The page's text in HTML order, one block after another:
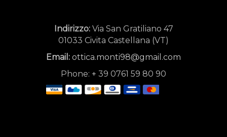
Indirizzo:Via San Gratiliano 47
01033 Civita Castellana (VT)
Email: ottica.monti98@gmail.com
Phone: + 39 0761 59 80 90